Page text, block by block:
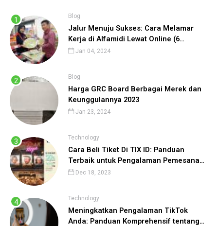
Blog
Jalur Menuju Sukses: Cara Melamar
Kerja di Alfamidi Lewat Online (6
Langkah) Cepat Diterima!
Jan 04, 2024
Blog
Harga GRC Board Berbagai Merek dan
Keunggulannya 2023
Jan 23, 2024
Technology
Cara Beli Tiket Di TIX ID: Panduan
Terbaik untuk Pengalaman Pemesanan
Tiket yang Lancar
Dec 18, 2023
Technology
Meningkatkan Pengalaman TikTok
Anda: Panduan Komprehensif tentang